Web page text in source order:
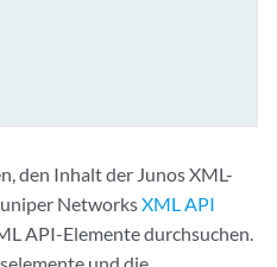
den Inhalt der Junos XML-
NetworksXML API
API-Elemente durchsuchen.